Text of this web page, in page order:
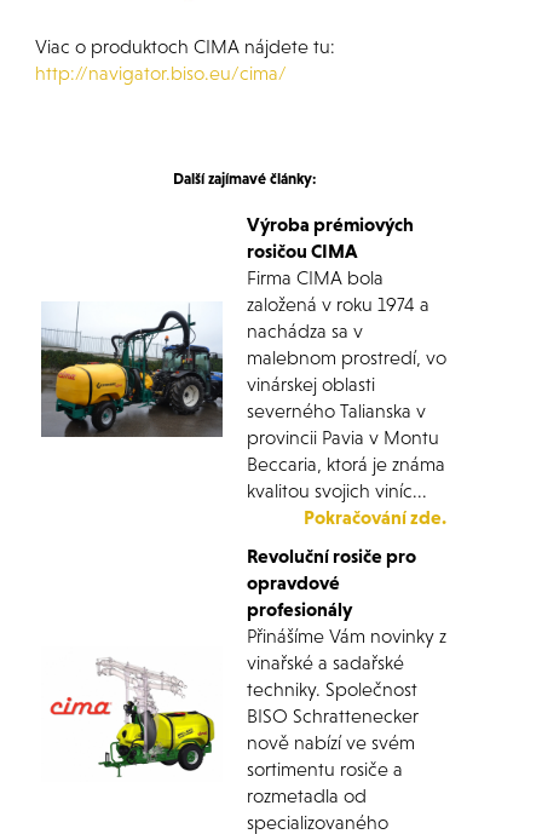
Viac o produktoch CIMA nájdete tu:
http://navigator.biso.eu/cima/
Další zajímavé články:
Výroba prémiových
rosičou CIMA
Firma CIMA bola
založená v roku 1974 a
nachádza sa v
malebnom prostredí, vo
vinárskej oblasti
severného Talianska v
provincii Pavia v Montu
Beccaria, ktorá je známa
kvalitou svojich viníc...
Pokračování zde.
Revoluční rosiče pro
opravdové
profesionály
Přinášíme Vám novinky z
vinařské a sadařské
techniky. Společnost
BISO Schrattenecker
nově nabízí ve svém
sortimentu rosiče a
rozmetadla od
specializovaného